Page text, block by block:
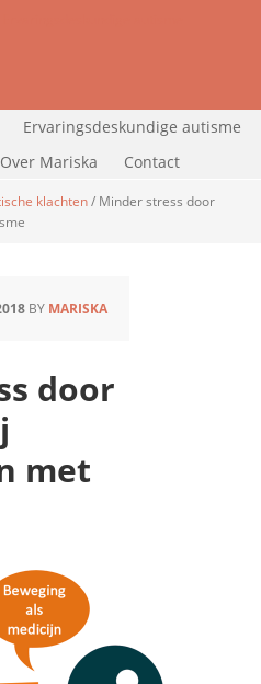
Ervaringsdeskundige autisme
Over Mariska Contact
klachten/ Minder stress door
BY MARISKA
door
met